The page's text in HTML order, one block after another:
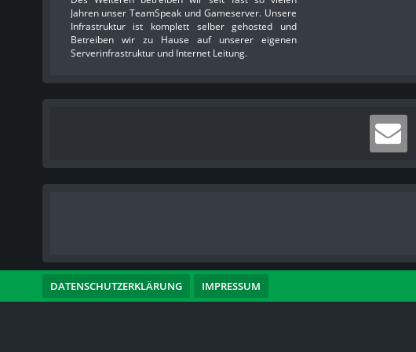
Jahren unser TeamSpeak und Gameserver. Unsere
Infrastruktur ist komplett selber gehosted und
Betreiben wir zu Hause auf unserer eigenen
Serverinfrastruktur und Internet Leitung.
DATENSCHUTZERKLÄRUNG IMPRESSUM